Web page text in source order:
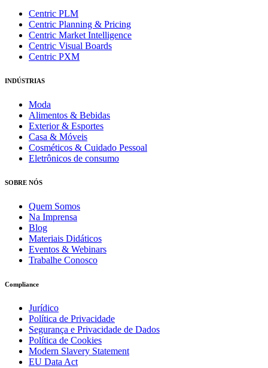
Centric PLM
Centric Planning & Pricing
Centric Market Intelligence
Centric Visual Boards
Centric PXM
INDÚSTRIAS
Moda
Alimentos & Bebidas
Exterior & Esportes
Casa & Móveis
Cosméticos & Cuidado Pessoal
Eletrônicos de consumo
SOBRE NÓS
Quem Somos
Na Imprensa
Blog
Materiais Didáticos
Eventos & Webinars
Trabalhe Conosco
Compliance
Jurídico
Política de Privacidade
Segurança e Privacidade de Dados
Política de Cookies
Modern Slavery Statement
EU Data Act